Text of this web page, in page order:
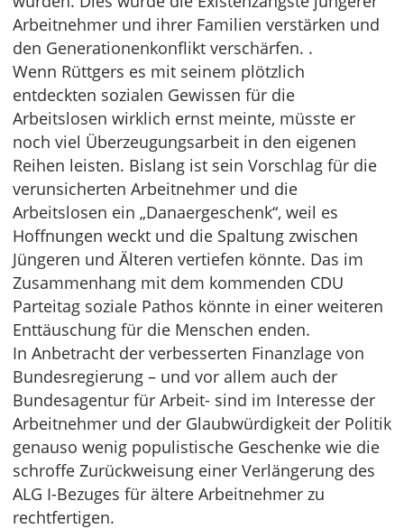
Arbeitnehmer und ihrer Familien verstärken und
den Generationenkonflikt verschärfen. .
Wenn Rüttgers es mit seinem plötzlich
entdeckten sozialen Gewissen für die
Arbeitslosen wirklich ernst meinte, müsste er
noch viel Überzeugungsarbeit in den eigenen
Reihen leisten. Bislang ist sein Vorschlag für die
verunsicherten Arbeitnehmer und die
Arbeitslosen ein „Danaergeschenk“, weil es
Hoffnungen weckt und die Spaltung zwischen
Jüngeren und Älteren vertiefen könnte. Das im
Zusammenhang mit dem kommenden CDU
Parteitag soziale Pathos könnte in einer weiteren
Enttäuschung für die Menschen enden.
In Anbetracht der verbesserten Finanzlage von
Bundesregierung – und vor allem auch der
Bundesagentur für Arbeit- sind im Interesse der
Arbeitnehmer und der Glaubwürdigkeit der Politik
genauso wenig populistische Geschenke wie die
schroffe Zurückweisung einer Verlängerung des
ALG I-Bezuges für ältere Arbeitnehmer zu
rechtfertigen.